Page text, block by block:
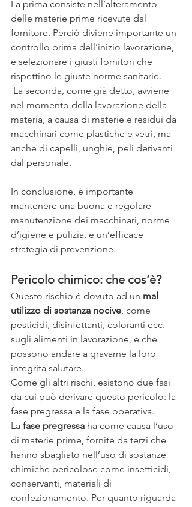
La prima consiste nell’alteramento
delle materie prime ricevute dal
fornitore. Perciò diviene importante un
controllo prima dell’inizio lavorazione,
e selezionare i giusti fornitori che
rispettino le giuste norme sanitarie.
nel momento della lavorazione della
materia, a causa di materie e residui da
macchinari come plastiche e vetri, ma
anche di capelli, unghie, peli derivanti
dal personale.
In conclusione, è importante
mantenere una buona e regolare
manutenzione dei macchinari, norme
d’igiene e pulizia, e un’efficace
strategia di prevenzione.
Pericolo chimico: che cos’è?
Questo rischio è dovuto ad un mal
utilizzo di sostanza nocive , come
pesticidi, disinfettanti, coloranti ecc.
sugli alimenti in lavorazione, e che
possono andare a gravarne la loro
integrità salutare.
Come gli altri rischi, esistono due fasi
da cui può derivare questo pericolo: la
fase pregressa e la fase operativa.
La fase pregressa ha come causa l’uso
di materie prime, fornite da terzi che
hanno sbagliato nell’uso di sostanze
chimiche pericolose come insetticidi,
conservanti, materiali di
confezionamento. Per quanto riguarda